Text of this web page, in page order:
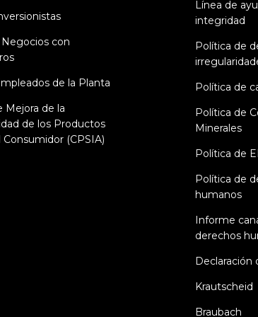
con
de la Planta
Mejora de la
de los Productos
Consumidor (CPSIA)
Línea de
integridad
Política de
Política de
Política de
Minerales
Política de
Política de
humanos
Informe
derechos
Declaración
Krautscheid
Braubach